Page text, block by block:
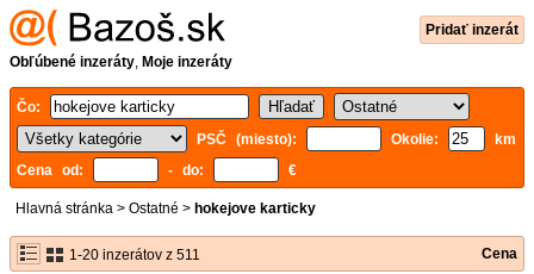
Pridať inzerát
Obľúbené inzeráty, Moje inzeráty
Čo:
PSČ (miesto):
Okolie:
km
Cena od:
- do: €
Hlavná stránka > Ostatné > hokejove karticky
1-20 inzerátov z 511 Cena